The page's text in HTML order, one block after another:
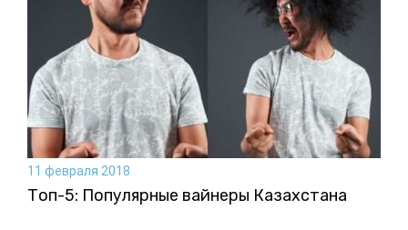
11 февраля 2018
Топ-5: Популярные вайнеры Казахстана